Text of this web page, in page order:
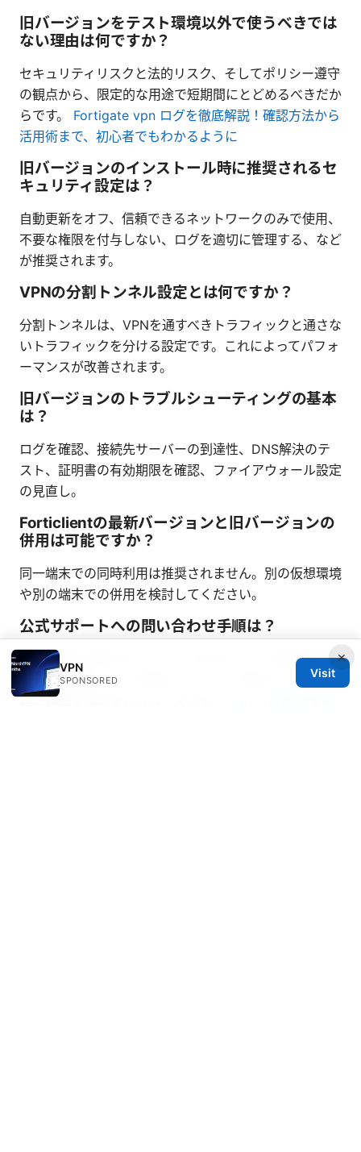
旧バージョンをテスト環境以外で使うべきでは
ない理由は何ですか？
セキュリティリスクと法的リスク、そしてポリシー遵守
の観点から、限定的な用途で短期間にとどめるべきだか
らです。 Fortigate vpn ログを徹底解説！確認方法から
活用術まで、初心者でもわかるように
旧バージョンのインストール時に推奨されるセ
キュリティ設定は？
自動更新をオフ、信頼できるネットワークのみで使用、
不要な権限を付与しない、ログを適切に管理する、など
が推奨されます。
VPNの分割トンネル設定とは何ですか？
分割トンネルは、VPNを通すべきトラフィックと通さな
いトラフィックを分ける設定です。これによってパフォ
ーマンスが改善されます。
旧バージョンのトラブルシューティングの基本
は？
ログを確認、接続先サーバーの到達性、DNS解決のテ
スト、証明書の有効期限を確認、ファイアウォール設定
の見直し。
Forticlientの最新バージョンと旧バージョンの
併用は可能ですか？
同一端末での同時利用は推奨されません。別の仮想環境
や別の端末での併用を検討してください。
公式サポートへの問い合わせ手順は？
Fortinetの公式サポートページからチケットを作成しま
す。製品情報、OS、希望バージョン、発生している問
題の詳細を添えるとスムーズです。
×
VPN
SPONSORED
Visit